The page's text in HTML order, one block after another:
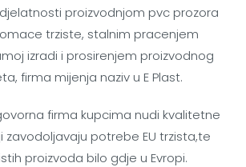
proizvodnjom pvc prozora
trziste, stalnim pracenjem
izradi i prosirenjem proizvodnog
firma mijenja naziv u E Plast.
firma kupcima nudi kvalitetne
zavodoljavaju potrebe EU trzista,te
proizvoda bilo gdje u Evropi.